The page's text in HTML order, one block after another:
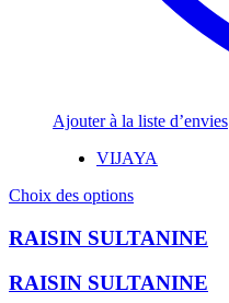
Ajouter à la liste d’envies
VIJAYA
Choix des optionsCe
a
variations.
Les
RAISIN SULTANINE
RAISIN SULTANINE